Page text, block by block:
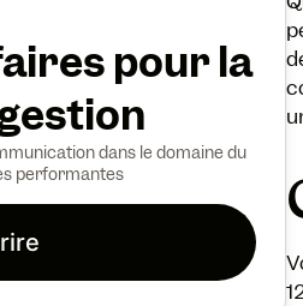
pour la
dans le domaine du
performantes